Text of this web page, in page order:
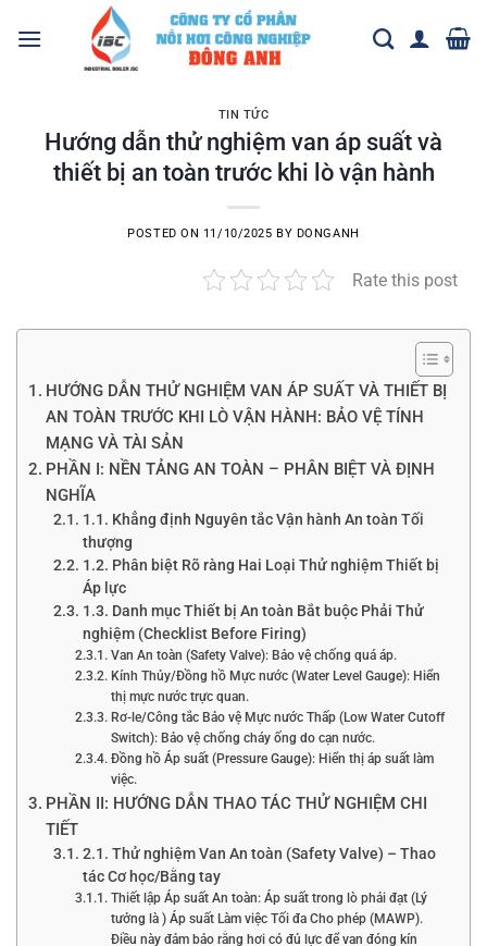
TIN TỨC
Hướng dẫn thử nghiệm van áp suất và
thiết bị an toàn trước khi lò vận hành
POSTED ON 11/10/2025 BY DONGANH
Rate this post
HƯỚNG DẪN THỬ NGHIỆM VAN ÁP SUẤT VÀ THIẾT BỊ
AN TOÀN TRƯỚC KHI LÒ VẬN HÀNH: BẢO VỆ TÍNH
MẠNG VÀ TÀI SẢN
PHẦN I: NỀN TẢNG AN TOÀN – PHÂN BIỆT VÀ ĐỊNH
NGHĨA
1.1. Khẳng định Nguyên tắc Vận hành An toàn Tối
thượng
1.2. Phân biệt Rõ ràng Hai Loại Thử nghiệm Thiết bị
Áp lực
1.3. Danh mục Thiết bị An toàn Bắt buộc Phải Thử
nghiệm (Checklist Before Firing)
Van An toàn (Safety Valve): Bảo vệ chống quá áp.
Kính Thủy/Đồng hồ Mực nước (Water Level Gauge): Hiển
thị mực nước trực quan.
Rơ-le/Công tắc Bảo vệ Mực nước Thấp (Low Water Cutoff
Switch): Bảo vệ chống cháy ống do cạn nước.
Đồng hồ Áp suất (Pressure Gauge): Hiển thị áp suất làm
việc.
PHẦN II: HƯỚNG DẪN THAO TÁC THỬ NGHIỆM CHI
TIẾT
2.1. Thử nghiệm Van An toàn (Safety Valve) – Thao
tác Cơ học/Bằng tay
Thiết lập Áp suất An toàn: Áp suất trong lò phải đạt (Lý
tưởng là ) Áp suất Làm việc Tối đa Cho phép (MAWP).
Điều này đảm bảo rằng hơi có đủ lực để van đóng kín